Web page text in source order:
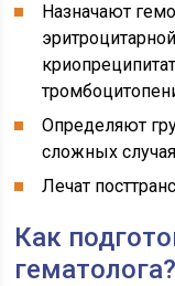
Назначают
Определяют
сложных
Лечат
Как
гематолога?